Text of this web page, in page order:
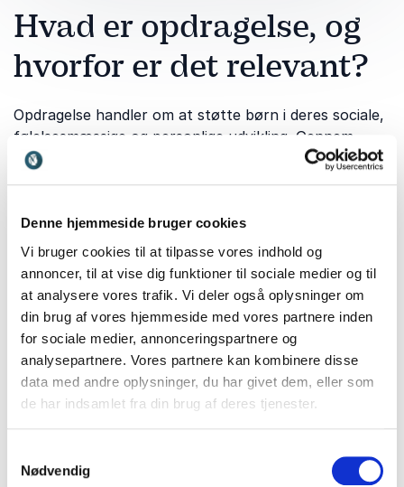
Denne hjemmeside bruger cookies
Vi bruger cookies til at tilpasse vores indhold og
annoncer, til at vise dig funktioner til sociale medier og til
at analysere vores trafik. Vi deler også oplysninger om
din brug af vores hjemmeside med vores partnere inden
for sociale medier, annonceringspartnere og
analysepartnere. Vores partnere kan kombinere disse
data med andre oplysninger, du har givet dem, eller som
de har indsamlet fra din brug af deres tjenester.
Nødvendig
Hvad er opdragelse, og
hvorfor er det relevant?
Opdragelse handler om at støtte børn i deres sociale,
følelsesmæssige og personlige udvikling. Gennem
relationer, værdier, grænser og kommunikation lærer
børn at navigere i verden og indgå i fællesskaber.
pædagoger, lærere og andre voksne omkring barnet,
fordi de tidlige erfaringer har stor betydning for
trivsel, selvværd og udvikling senere i livet. Samtidig
stiller moderne samfund og nye teknologier løbende
krav til, hvordan vi understøtter børn og unges
opvækst.
Hvilke emner dækker vores
Foredrag om opdragelse kan belyse mange forskellige